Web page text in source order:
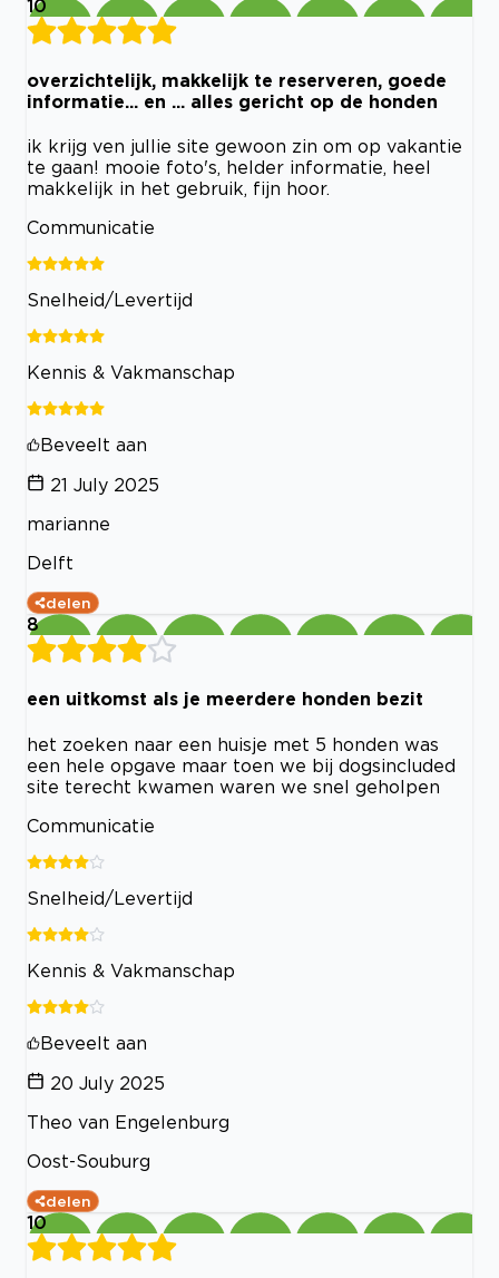
10
overzichtelijk, makkelijk te reserveren, goede
informatie... en ... alles gericht op de honden
ik krijg ven jullie site gewoon zin om op vakantie
te gaan! mooie foto's, helder informatie, heel
makkelijk in het gebruik, fijn hoor.
Communicatie
Snelheid/Levertijd
Kennis & Vakmanschap
Beveelt aan
21 July 2025
marianne
Delft
delen
8
een uitkomst als je meerdere honden bezit
het zoeken naar een huisje met 5 honden was
een hele opgave maar toen we bij dogsincluded
site terecht kwamen waren we snel geholpen
Communicatie
Snelheid/Levertijd
Kennis & Vakmanschap
Beveelt aan
20 July 2025
Theo van Engelenburg
Oost-Souburg
delen
10